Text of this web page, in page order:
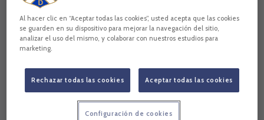
Al hacer clic en “Aceptar todas las cookies”, usted acepta que las cookies
se guarden en su dispositivo para mejorar la navegación del sitio,
analizar el uso del mismo, y colaborar con nuestros estudios para
marketing.
Rechazar todas las cookies Aceptar todas las cookies
Configuración de cookies